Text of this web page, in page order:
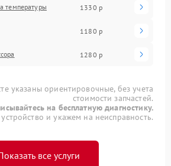
температуры 1330 р
1180 р
1280 р
указаны ориентировочные, без учета
стоимости запчастей.
на бесплатную диагностику.
и укажем на неисправность.
все услуги